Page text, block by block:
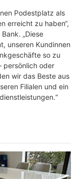
Podestplatz als
erreicht zu haben“,
„Diese
unseren Kundinnen
so zu
persönlich oder
wir das Beste aus
Filialen und ein